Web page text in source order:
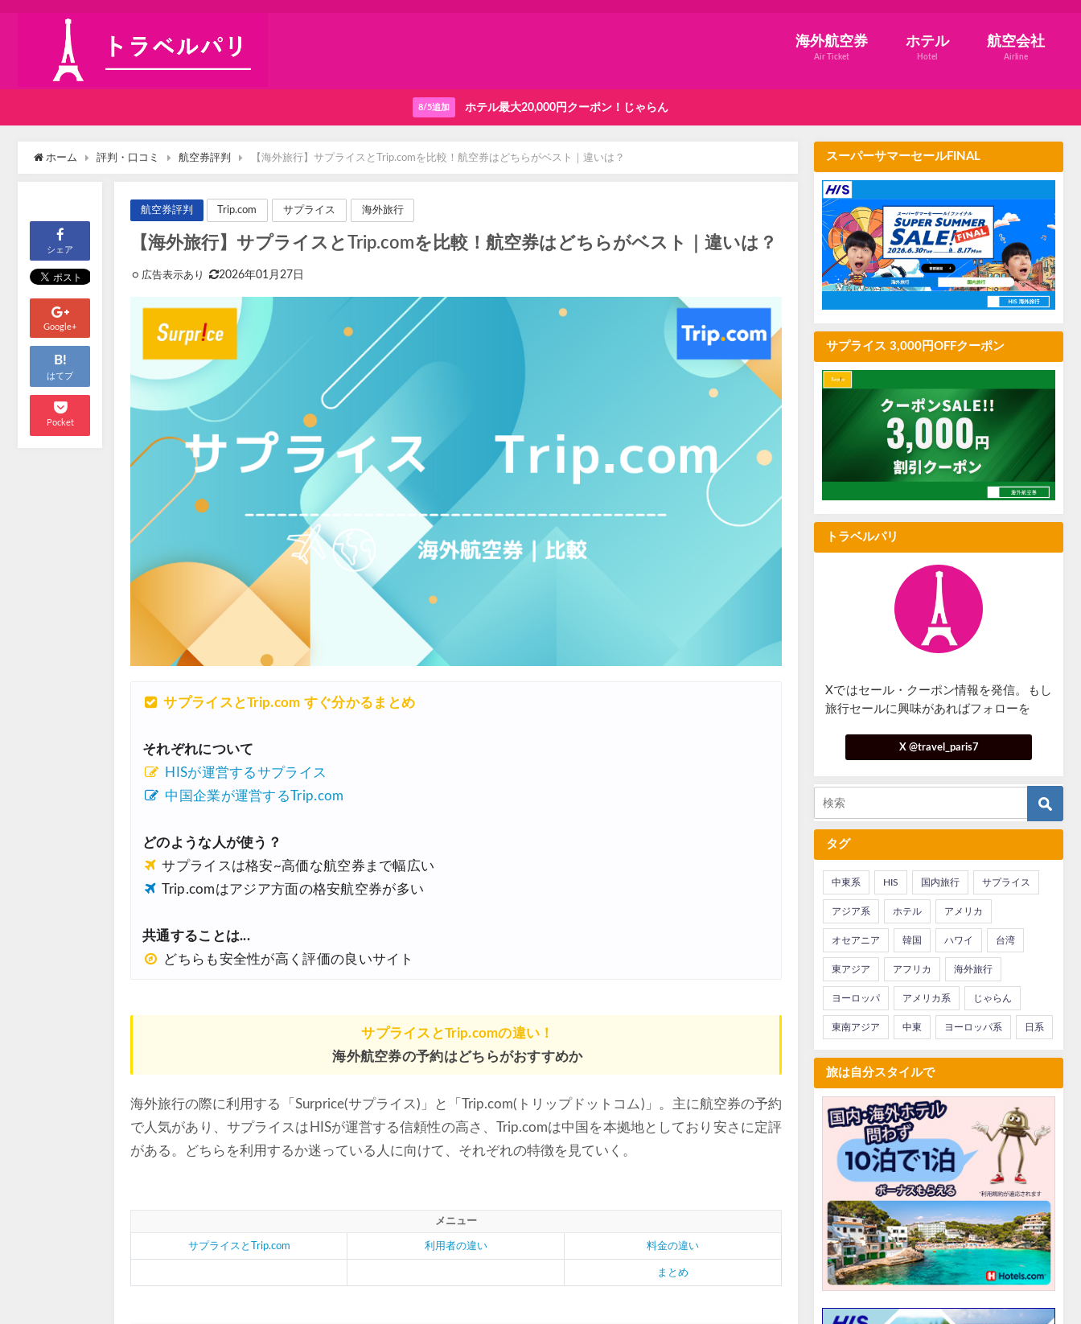
海外航空券
Air Ticket
ホテル
Hotel
航空会社
Airline
8/5追加 ホテル最大20,000円クーポン！じゃらん
ホーム 評判・口コミ 航空券評判 【海外旅行】サプライスとTrip.comを比較！航空券はどちらがベスト｜違いは？
シェア
Google+
B!
はてブ
Pocket
航空券評判 Trip.com サプライス 海外旅行
【海外旅行】サプライスとTrip.comを比較！航空券はどちらがベスト｜違いは？
2026年01月27日
サプライスとTrip.com すぐ分かるまとめ
それぞれについて
HISが運営するサプライス
中国企業が運営するTrip.com
どのような人が使う？
サプライスは格安~高価な航空券まで幅広い
Trip.comはアジア方面の格安航空券が多い
共通することは...
どちらも安全性が高く評価の良いサイト
サプライスとTrip.comの違い！
海外航空券の予約はどちらがおすすめか
海外旅行の際に利用する「Surprice(サプライス)」と「Trip.com(トリップドットコム)」。主に航空券の予約
で人気があり、サプライスはHISが運営する信頼性の高さ、Trip.comは中国を本拠地としており安さに定評
がある。どちらを利用するか迷っている人に向けて、それぞれの特徴を見ていく。
メニュー
サプライスとTrip.com 利用者の違い 料金の違い
まとめ
スーパーサマーセールFINAL
サプライス 3,000円OFFクーポン
トラベルパリ
Xではセール・クーポン情報を発信。もし
旅行セールに興味があればフォローを
X @travel_paris7
タグ
中東系 HIS 国内旅行 サプライス
アジア系 ホテル アメリカ
オセアニア 韓国 ハワイ 台湾
東アジア アフリカ 海外旅行
ヨーロッパ アメリカ系 じゃらん
東南アジア 中東 ヨーロッパ系 日系
旅は自分スタイルで